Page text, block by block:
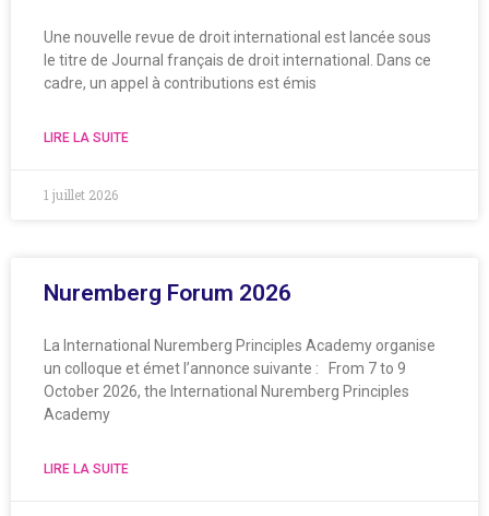
Une nouvelle revue de droit international est lancée sous
le titre de Journal français de droit international. Dans ce
cadre, un appel à contributions est émis
LIRE LA SUITE
1 juillet 2026
Nuremberg Forum 2026
La International Nuremberg Principles Academy organise
un colloque et émet l’annonce suivante : From 7 to 9
October 2026, the International Nuremberg Principles
Academy
LIRE LA SUITE